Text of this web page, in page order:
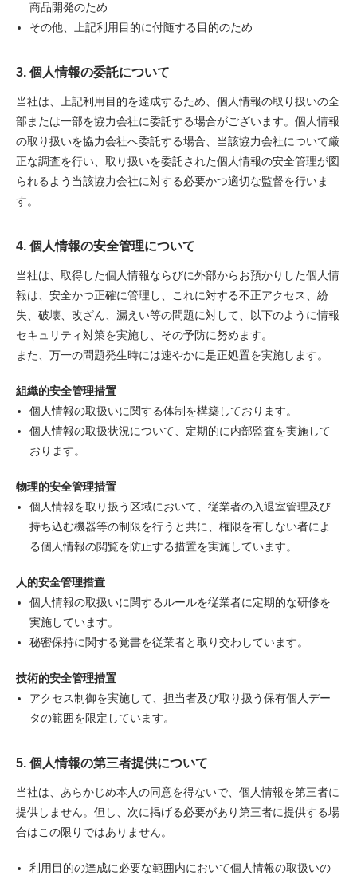
商品開発のため
その他、上記利用目的に付随する目的のため
3. 個人情報の委託について
当社は、上記利用目的を達成するため、個人情報の取り扱いの全
部または一部を協力会社に委託する場合がございます。個人情報
の取り扱いを協力会社へ委託する場合、当該協力会社について厳
正な調査を行い、取り扱いを委託された個人情報の安全管理が図
られるよう当該協力会社に対する必要かつ適切な監督を行いま
す。
4. 個人情報の安全管理について
当社は、取得した個人情報ならびに外部からお預かりした個人情
報は、安全かつ正確に管理し、これに対する不正アクセス、紛
失、破壊、改ざん、漏えい等の問題に対して、以下のように情報
セキュリティ対策を実施し、その予防に努めます。
また、万一の問題発生時には速やかに是正処置を実施します。
組織的安全管理措置
個人情報の取扱いに関する体制を構築しております。
個人情報の取扱状況について、定期的に内部監査を実施して
おります。
物理的安全管理措置
個人情報を取り扱う区域において、従業者の入退室管理及び
持ち込む機器等の制限を行うと共に、権限を有しない者によ
る個人情報の閲覧を防止する措置を実施しています。
人的安全管理措置
個人情報の取扱いに関するルールを従業者に定期的な研修を
実施しています。
秘密保持に関する覚書を従業者と取り交わしています。
技術的安全管理措置
アクセス制御を実施して、担当者及び取り扱う保有個人デー
タの範囲を限定しています。
5. 個人情報の第三者提供について
当社は、あらかじめ本人の同意を得ないで、個人情報を第三者に
提供しません。但し、次に掲げる必要があり第三者に提供する場
合はこの限りではありません。
利用目的の達成に必要な範囲内において個人情報の取扱いの